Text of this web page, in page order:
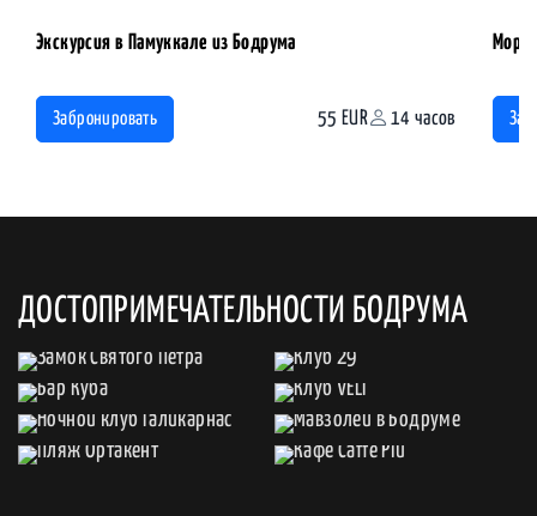
Экскурсия в Памуккале из Бодрума
Забронировать 55 EUR 14 часов
ДОСТОПРИМЕЧАТЕЛЬНОСТИ БОДРУМА